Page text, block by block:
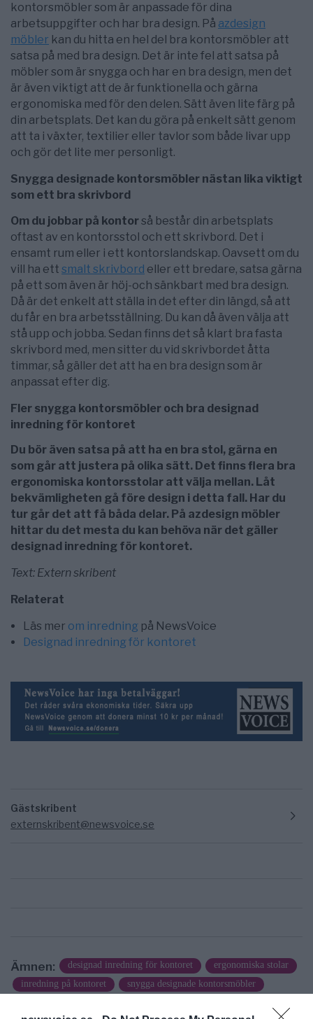
kontorsmöbler som är anpassade för dina
arbetsuppgifter och har bra design. På azdesign
möbler kan du hitta en hel del bra kontorsmöbler att
satsa på med bra design. Det är inte fel att satsa på
möbler som är snygga och har en bra design, men det
är även viktigt att de är funktionella och gärna
ergonomiska med för den delen. Sätt även lite färg på
din arbetsplats. Det kan du göra på enkelt sätt genom
att ta i växter, textilier eller tavlor som både livar upp
och gör det lite mer personligt.
Snygga designade kontorsmöbler nästan lika viktigt
som ett bra skrivbord
Om du jobbar på kontorså består din arbetsplats
oftast av en kontorsstol och ett skrivbord. Det i
ensamt rum eller i ett kontorslandskap. Oavsett om du
vill ha ett smalt skrivbord eller ett bredare, satsa gärna
på ett som även är höj-och sänkbart med bra design.
Då är det enkelt att ställa in det efter din längd, så att
du får en bra arbetsställning. Du kan då även välja att
stå upp och jobba. Sedan finns det så klart bra fasta
skrivbord med, men sitter du vid skrivbordet åtta
timmar, så gäller det att ha en bra design som är
anpassat efter dig.
Fler snygga kontorsmöbler och bra designad
inredning för kontoret
Du bör även satsa på att ha en bra stol, gärna en
som går att justera på olika sätt. Det finns flera bra
ergonomiska kontorsstolar att välja mellan. Låt
bekvämligheten gå före design i detta fall. Har du
tur går det att få båda delar. På azdesign möbler
hittar du det mesta du kan behöva när det gäller
designad inredning för kontoret.
Text: Extern skribent
Relaterat
Läs mer om inredning på NewsVoice
Designad inredning för kontoret
Gästskribent
externskribent@newsvoice.se
Ämnen: designad inredning för kontoret
ergonomiska stolar
inredning på kontoret
snygga designade kontorsmöbler